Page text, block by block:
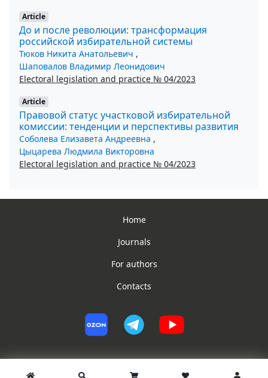
Article
До и после революции: трансформация
российской избирательной системы
Тюков Никита Анатольевич ,
Шаповалов Владимир Леонидович
Electoral legislation and practice № 04/2023
Article
Правовой статус участковой избирательной
комиссии: тенденции и перспективы развития
Соболева Елизавета Андреевна ,
Цыцарева Людмила Викторовна
Electoral legislation and practice № 04/2023
Home
Journals
For authors
Contacts